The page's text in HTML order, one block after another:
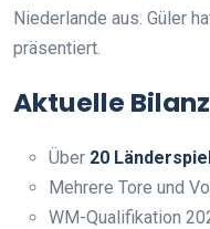
Niederlande aus. Güler
präsentiert.
Aktuelle
Über 20
Mehrere Tore und
WM-Qualifikation